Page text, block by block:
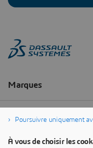
Poursuivre uniquement
À vous de choisir les